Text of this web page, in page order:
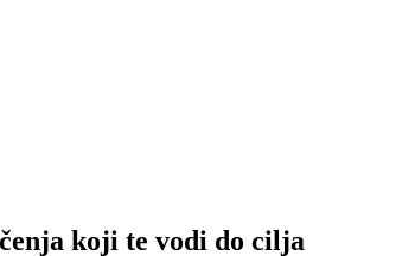
koji te vodi do cilja